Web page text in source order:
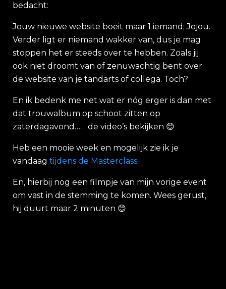
bedacht:
Jouw nieuwe website boeit maar 1 iemand; Jojou.
Verder ligt er niemand wakker van, dus je mag
stoppen het er steeds over te hebben. Zoals jij
ook niet droomt van of zenuwachtig bent over
de website van je tandarts of collega. Toch?
En ik bedenk me net wat er nóg erger is dan met
dat trouwalbum op schoot zitten op
zaterdagavond…… de video’s bekijken 😊
Heb een mooie week en mogelijk zie ik je
vandaag tijdens de Masterclass.
En, hierbij nog een filmpje van mijn vorige event
om vast in de stemming te komen. Wees gerust,
hij duurt maar 2 minuten 😊